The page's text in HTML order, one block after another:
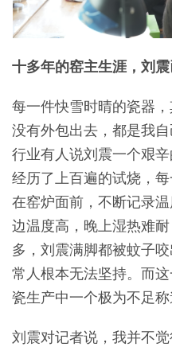
十多年的窑主生涯，刘
每一件快雪时晴的瓷器
没有外包出去，都是我自
行业有人说刘震一个艰
经历了上百遍的试烧，
在窑炉面前，不断记录
边温度高，晚上湿热难
多，刘震满脚都被蚊子
常人根本无法坚持。而
瓷生产中一个极为不足称
刘震对记者说，我并不